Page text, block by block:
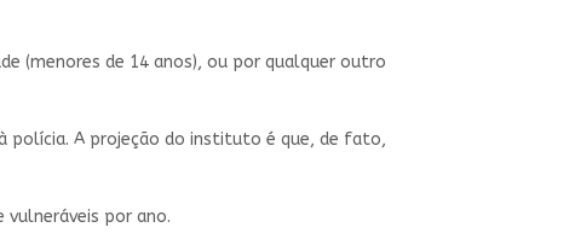
(menores de 14 anos), ou por qualquer outro
polícia. A projeção do instituto é que, de fato,
vulneráveis por ano.